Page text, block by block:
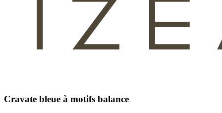
Cravate bleue à motifs balance